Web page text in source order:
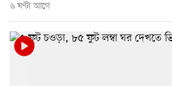
৬ ঘণ্টা আগে